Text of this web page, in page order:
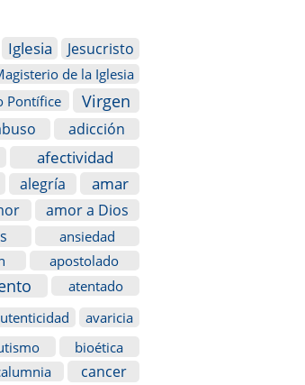
Iglesia
Jesucristo
de la Iglesia
Pontífice Virgen
adicción
afectividad
alegría
amar
amor a Dios
ansiedad
apostolado
atentado
avaricia
bioética
cancer